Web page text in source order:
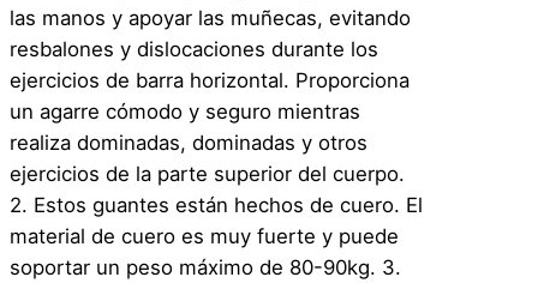
las manos y apoyar las muñecas, evitando
resbalones y dislocaciones durante los
ejercicios de barra horizontal. Proporciona
un agarre cómodo y seguro mientras
realiza dominadas, dominadas y otros
ejercicios de la parte superior del cuerpo.
2. Estos guantes están hechos de cuero. El
material de cuero es muy fuerte y puede
soportar un peso máximo de 80-90kg. 3.